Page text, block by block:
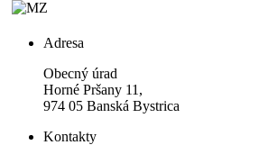
Adresa
Obecný úrad
Horné Pršany 11,
974 05 Banská Bystrica
Kontakty